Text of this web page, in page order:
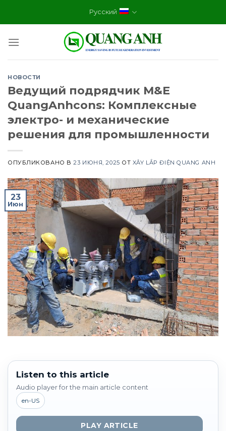
Русский
НОВОСТИ
Ведущий подрядчик M&E
QuangAnhcons: Комплексные
электро- и механические
решения для промышленности
ОПУБЛИКОВАНО В23 ИЮНЯ, 2025 ОТ XÂY LẮP ĐIỆN QUANG ANH
23
Июн
Listen to this article
Audio player for the main article content
en-US
PLAY ARTICLE